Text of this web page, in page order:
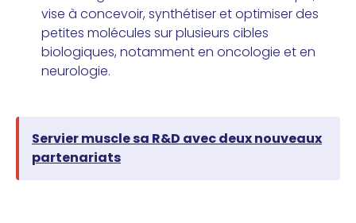
vise à concevoir, synthétiser et optimiser des
petites molécules sur plusieurs cibles
biologiques, notamment en oncologie et en
neurologie.
Servier muscle sa R&D avec deux nouveaux
partenariats